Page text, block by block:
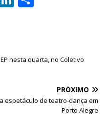
dI
nesta quarta, no Coletivo
PRÓXIMO
espetáculo de teatro-dança em
Porto Alegre